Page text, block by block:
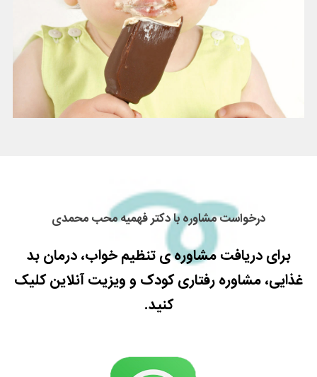
درخواست مشاوره با دکتر فهمیه محب محمدی
برای دریافت مشاوره ی تنظیم خواب، درمان بد
غذایی، مشاوره رفتاری کودک و ویزیت آنلاین کلیک
کنید.